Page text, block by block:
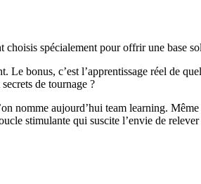
choisis spécialement pour offrir une base
Le bonus, c’est l’apprentissage réel de
de tournage ?
nomme aujourd’hui team learning.
stimulante qui suscite l’envie de